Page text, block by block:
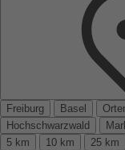
Freiburg
Basel
Hochschwarzwald
5 km
10 km 25 km